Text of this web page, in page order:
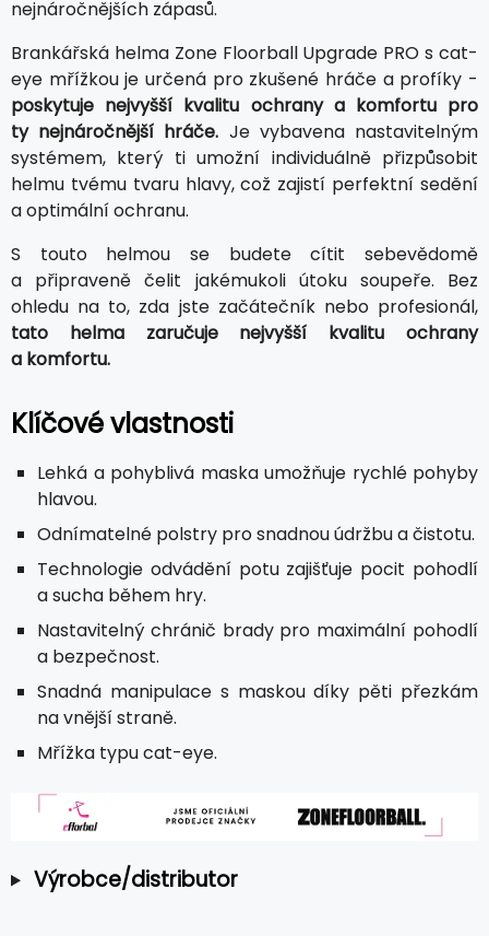
nejnáročnějších zápasů.
Brankářská helma Zone Floorball Upgrade PRO s cat-
eye mřížkou je určená pro zkušené hráče a profíky -
poskytuje nejvyšší kvalitu ochrany a komfortu pro
ty nejnáročnější hráče. Je vybavena nastavitelným
systémem, který ti umožní individuálně přizpůsobit
helmu tvému tvaru hlavy, což zajistí perfektní sedění
a optimální ochranu.
S touto helmou se budete cítit sebevědomě
a připraveně čelit jakémukoli útoku soupeře. Bez
ohledu na to, zda jste začátečník nebo profesionál,
tato helma zaručuje nejvyšší kvalitu ochrany
a komfortu.
Klíčové vlastnosti
Lehká a pohyblivá maska umožňuje rychlé pohyby
hlavou.
Odnímatelné polstry pro snadnou údržbu a čistotu.
Technologie odvádění potu zajišťuje pocit pohodlí
a sucha během hry.
Nastavitelný chránič brady pro maximální pohodlí
a bezpečnost.
Snadná manipulace s maskou díky pěti přezkám
na vnější straně.
Mřížka typu cat-eye.
Výrobce/distributor